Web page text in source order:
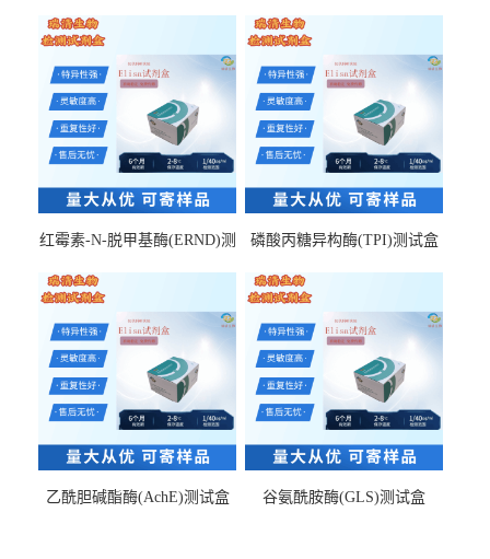
红霉素-N-脱甲基酶(ERND)测
磷酸丙糖异构酶(TPI)测试盒
乙酰胆碱酯酶(AchE)测试盒 谷氨酰胺酶(GLS)测试盒